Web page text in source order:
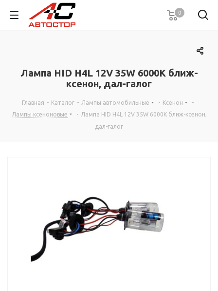
0
Лампа HID Н4L 12V 35W 6000К ближ-
ксенон, дал-галог
Главная - Каталог - Лампы автомобильные - Ксенон
-
Лампы ксеноновые
- Лампа HID Н4L 12V 35W 6000К ближ-ксенон,
дал-галог